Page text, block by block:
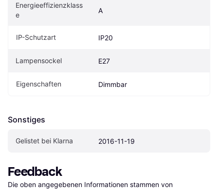
Energieeffizienzklass
e
A
IP-Schutzart IP20
Lampensockel E27
Eigenschaften Dimmbar
Sonstiges
Gelistet bei Klarna 2016-11-19
Feedback
Die oben angegebenen Informationen stammen von